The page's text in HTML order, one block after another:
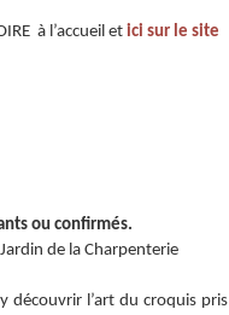
à l’accueil et ici sur le site
ou confirmés.
de la Charpenterie
découvrir l’art du croquis pris